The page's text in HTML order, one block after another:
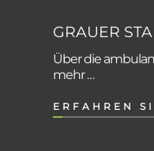
GRAUER
Über die
mehr …
ERFAHREN